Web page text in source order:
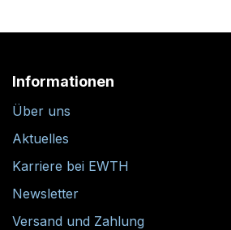
Informationen
Über uns
Aktuelles
Karriere bei EWTH
Newsletter
Versand und Zahlung